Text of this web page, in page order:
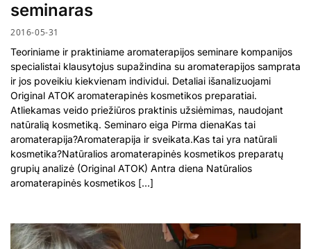
seminaras
2016-05-31
Teoriniame ir praktiniame aromaterapijos seminare kompanijos
specialistai klausytojus supažindina su aromaterapijos samprata
ir jos poveikiu kiekvienam individui. Detaliai išanalizuojami
Original ATOK aromaterapinės kosmetikos preparatiai.
Atliekamas veido priežiūros praktinis užsiėmimas, naudojant
natūralią kosmetiką. Seminaro eiga Pirma dienaKas tai
aromaterapija?Aromaterapija ir sveikata.Kas tai yra natūrali
kosmetika?Natūralios aromaterapinės kosmetikos preparatų
grupių analizė (Original ATOK) Antra diena Natūralios
aromaterapinės kosmetikos […]